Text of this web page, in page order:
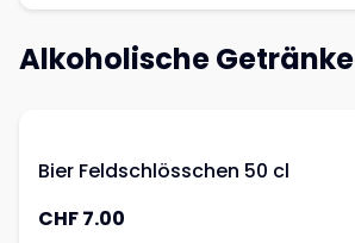
Alkoholische Getränke
Bier Feldschlösschen 50 cl
CHF 7.00